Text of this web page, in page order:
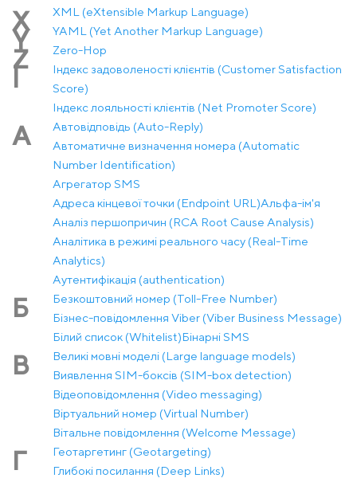
X XML (eXtensible Markup Language)
Y YAML (Yet Another Markup Language)
Z Zero-Hop
І
Індекс задоволеності клієнтів (Customer Satisfaction
Score)
Індекс лояльності клієнтів (Net Promoter Score)
А
Автовідповідь (Auto-Reply)
Автоматичне визначення номера (Automatic
Number Identification)
Агрегатор SMS
Адреса кінцевої точки (Endpoint URL)Альфа-ім'я
Аналіз першопричин (RCA Root Cause Analysis)
Аналітика в режимі реального часу (Real-Time
Analytics)
Аутентифікація (authentication)
Б
Безкоштовний номер (Toll-Free Number)
Бізнес-повідомлення Viber (Viber Business Message)
Білий список (Whitelist)Бінарні SMS
В
Великі мовні моделі (Large language models)
Виявлення SIM-боксів (SIM-box detection)
Відеоповідомлення (Video messaging)
Віртуальний номер (Virtual Number)
Вітальне повідомлення (Welcome Message)
Г
Геотаргетинг (Geotargeting)
Глибокі посилання (Deep Links)